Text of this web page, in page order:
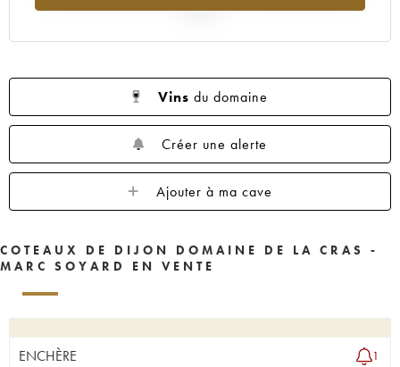
Vins du domaine
Créer une alerte
Ajouter à ma cave
COTEAUX DE DIJON DOMAINE DE LA CRAS -
MARC SOYARD EN VENTE
ENCHÈRE 1